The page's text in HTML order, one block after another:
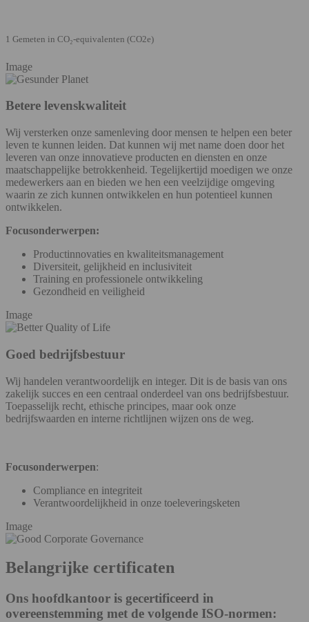
1 Gemeten in CO₂-equivalenten (CO2e)
Image
Betere levenskwaliteit
Wij versterken onze samenleving door mensen te helpen een beter
leven te kunnen leiden. Dat kunnen wij met name doen door het
leveren van onze innovatieve producten en diensten en onze
maatschappelijke betrokkenheid. Tegelijkertijd moedigen we onze
medewerkers aan en bieden we hen een veelzijdige omgeving
waarin ze zich kunnen ontwikkelen en hun potentieel kunnen
ontwikkelen.
Focusonderwerpen:
Productinnovaties en kwaliteitsmanagement
Diversiteit, gelijkheid en inclusiviteit
Training en professionele ontwikkeling
Gezondheid en veiligheid
Image
Goed bedrijfsbestuur
Wij handelen verantwoordelijk en integer. Dit is de basis van ons
zakelijk succes en een centraal onderdeel van ons bedrijfsbestuur.
Toepasselijk recht, ethische principes, maar ook onze
bedrijfswaarden en interne richtlijnen wijzen ons de weg.
Focusonderwerpen:
Compliance en integriteit
Verantwoordelijkheid in onze toeleveringsketen
Image
Belangrijke certificaten
Ons hoofdkantoor is gecertificeerd in
overeenstemming met de volgende ISO-normen: